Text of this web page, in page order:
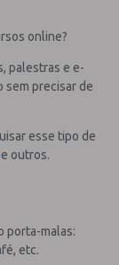
online?
palestras e e-
sem precisar de
esse tipo de
e outros.
porta-malas:
etc.